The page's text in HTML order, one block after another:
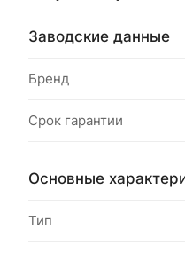
Заводские данные
Бренд
Срок гарантии
Основные
Тип